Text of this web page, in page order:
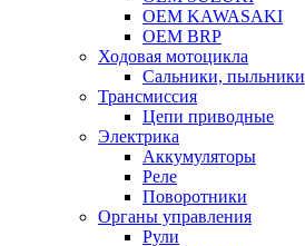
OEM KAWASAKI
OEM BRP
Ходовая мотоцикла
Сальники, пыльники
Трансмиссия
Цепи приводные
Электрика
Аккумуляторы
Реле
Поворотники
Органы управления
Рули